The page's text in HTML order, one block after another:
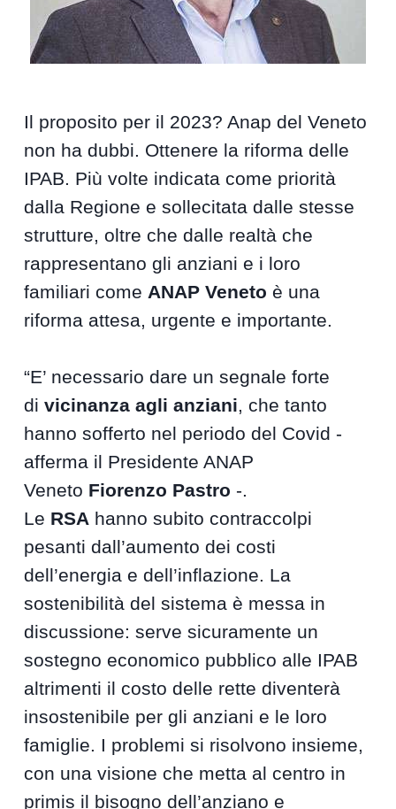
Il proposito per il 2023? Anap del Veneto
non ha dubbi. Ottenere la riforma delle
IPAB. Più volte indicata come priorità
dalla Regione e sollecitata dalle stesse
strutture, oltre che dalle realtà che
rappresentano gli anziani e i loro
familiari come ANAP Veneto è una
riforma attesa, urgente e importante.
“E’ necessario dare un segnale forte
divicinanza agli anziani, che tanto
hanno sofferto nel periodo del Covid -
afferma il Presidente ANAP
Veneto Fiorenzo Pastro -.
Le RSA hanno subito contraccolpi
pesanti dall’aumento dei costi
dell’energia e dell’inflazione. La
sostenibilità del sistema è messa in
discussione: serve sicuramente un
sostegno economico pubblico alle IPAB
altrimenti il costo delle rette diventerà
insostenibile per gli anziani e le loro
famiglie. I problemi si risolvono insieme,
con una visione che metta al centro in
primis il bisogno dell’anziano e